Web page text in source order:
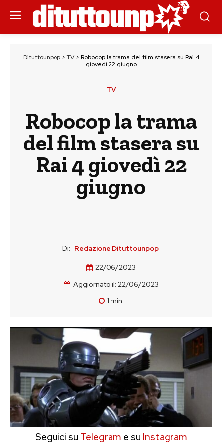
Dituttounpop> TV> Robocop la trama del film stasera su Rai 4
giovedì 22 giugno
TV
Robocop la trama
del film stasera su
Rai 4 giovedì 22
giugno
Di: Redazione Dituttounpop
22/06/2023
Aggiornato il: 22/06/2023
1 min.
Seguici su Telegram e su Instagram